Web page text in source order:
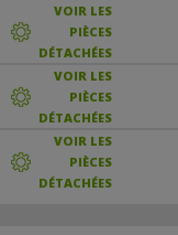
VOIR LES
PIÈCES
DÉTACHÉES
VOIR LES
PIÈCES
DÉTACHÉES
VOIR LES
PIÈCES
DÉTACHÉES